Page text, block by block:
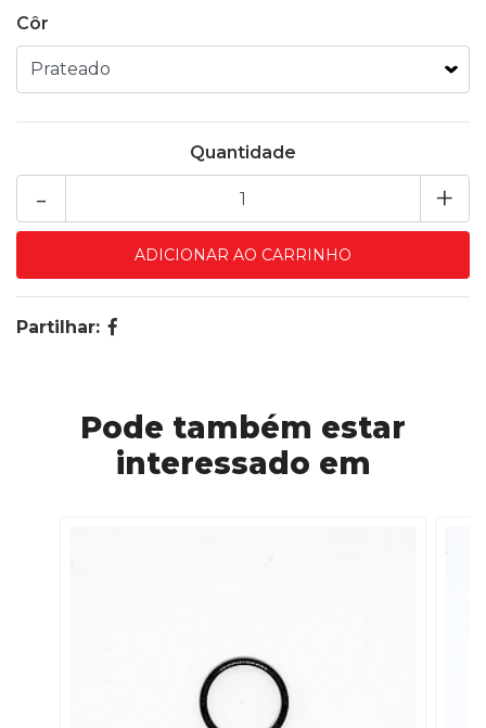
Côr
Quantidade
+
-
Partilhar:
Pode também estar
interessado em